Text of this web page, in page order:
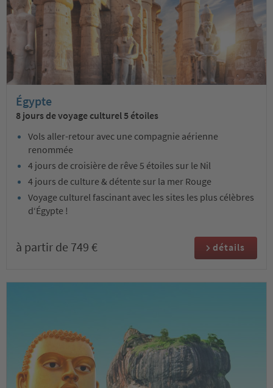
Égypte
8 jours de voyage culturel 5 étoiles
Vols aller-retour avec une compagnie aérienne
renommée
4 jours de croisière de rêve 5 étoiles sur le Nil
4 jours de culture & détente sur la mer Rouge
Voyage culturel fascinant avec les sites les plus célèbres
d‘Égypte !
à partir de 749 € détails